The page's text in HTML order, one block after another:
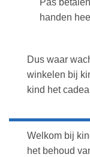
handen
Dus waar
winkelen bij
kind het
Welkom bij
het behoud